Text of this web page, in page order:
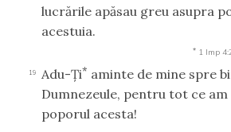
lucrările apăsau greu asupra
acestuia.
* 1 Imp
19 Adu-Ţi* aminte de mine spre
Dumnezeule, pentru tot ce
poporul acesta!